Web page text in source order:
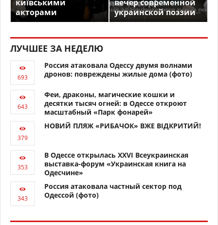
київськими
акторами
вечер современной
украинской поэзии
ЛУЧШЕЕ ЗА НЕДЕЛЮ
Россия атаковала Одессу двумя волнами
дронов: повреждены жилые дома (фото)
Феи, драконы, магические кошки и
десятки тысяч огней: в Одессе откроют
масштабный «Парк фонарей»
НОВИЙ ПЛЯЖ «РИБАЧОК» ВЖЕ ВІДКРИТИЙ!
В Одессе открылась XXVI Всеукраинская
выставка-форум «Украинская книга на
Одесчине»
Россия атаковала частный сектор под
Одессой (фото)